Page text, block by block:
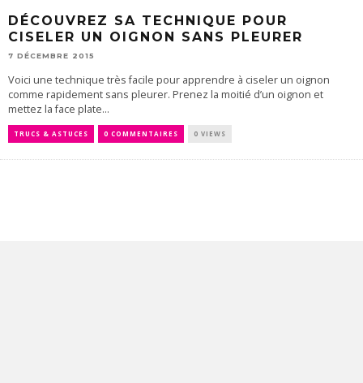
DÉCOUVREZ SA TECHNIQUE POUR
CISELER UN OIGNON SANS PLEURER
7 DÉCEMBRE 2015
Voici une technique très facile pour apprendre à ciseler un oignon
comme rapidement sans pleurer. Prenez la moitié d’un oignon et
mettez la face plate...
TRUCS & ASTUCES 0 COMMENTAIRES 0 VIEWS